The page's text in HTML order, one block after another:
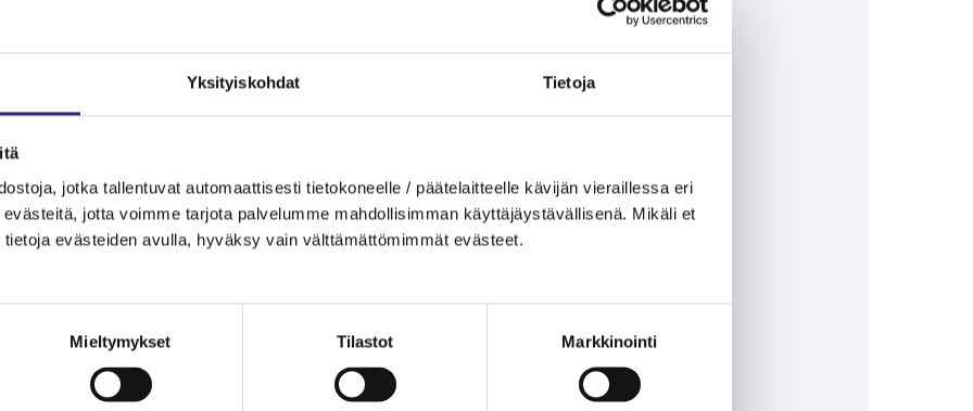
Yk­si­tyis­koh­dat Tie­to­ja
jotka tal­len­tu­vat au­to­maat­ti­ses­ti tie­to­ko­neel­le / pää­te­lait­teel­le kä­vi­jän vie­rail­les­sa eri
jotta voim­me tar­jo­ta pal­ve­lum­me mah­dol­li­sim­man käyt­tä­jäys­tä­väl­li­se­nä. Mi­kä­li et
eväs­tei­den avul­la, hy­väk­sy vain vält­tä­mät­tö­mim­mät eväs­teet.
Mieltymykset Tilastot Markkinointi
ja hoi­toon liit­ty­
ja eri­tyis­ti­lan­tei­siin liit­ty­
ai­ka­na
ole­van ja per­he­va­pai­
per­he­va­paat
Vuo­si­lo­mien ker­ty­mi­nen per­he­va­pail­ta
Vuo­si­lo­man an­ta­mi­nen per­he­va­pai­den ai­ka­na
Työ­eh­to­so­pi­muk­set ja pal­kan­mak­su
Pal­kan ja päi­vä­ra­han yh­teen­so­vi­tus